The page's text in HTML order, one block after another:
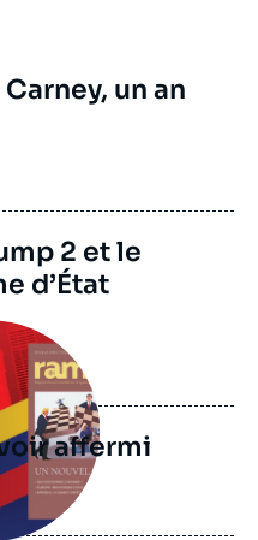
un an
2 et le
d’État
affermi